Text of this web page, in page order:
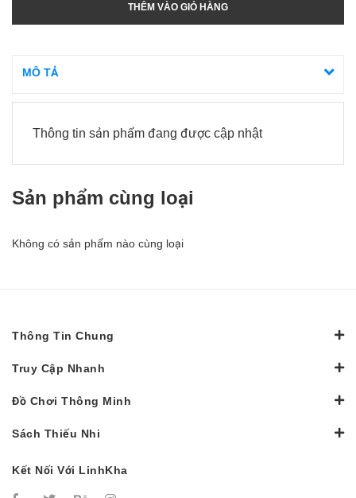
THÊM VÀO GIỎ HÀNG
MÔ TẢ
Thông tin sản phẩm đang được cập nhật
Sản phẩm cùng loại
Không có sản phẩm nào cùng loại
Thông Tin Chung
Truy Cập Nhanh
Đồ Chơi Thông Minh
Sách Thiếu Nhi
Kết Nối Với LinhKha